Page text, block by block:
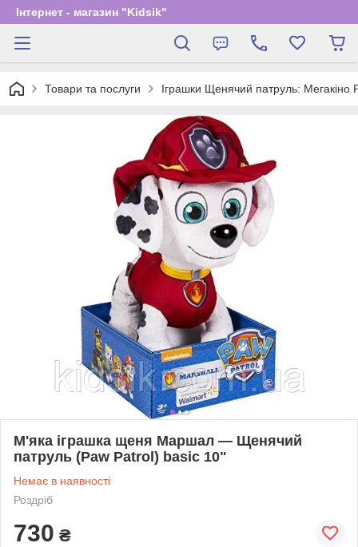
Інтернет - магазин "Kidsik"
Товари та послуги Іграшки Щенячий патруль: Мегакіно
М'яка іграшка щеня Маршал ― Щенячий
патруль (Paw Patrol) basic 10"
Немає в наявності
Роздріб
730 ₴